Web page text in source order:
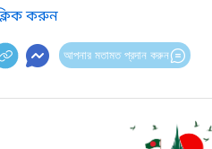
করুন
আপনার মতামত প্রদান করুন